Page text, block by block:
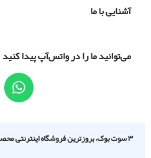
آشنایی با ما
می‌توانید ما را در واتس‌آپ پیدا کنید
۳ سوت بوک، بروزترین فروشگاه اینترنتی محصولات کمک آموزشی